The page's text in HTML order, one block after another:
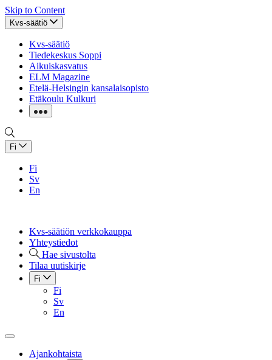
Skip to Content
Kvs-säätiö
Kvs-säätiö
Tiedekeskus Soppi
Aikuiskasvatus
ELM Magazine
Etelä-Helsingin kansalaisopisto
Etäkoulu Kulkuri
Fi
Fi
Sv
En
Kvs-säätiön verkkokauppa
Yhteystiedot
Hae sivustolta
Tilaa uutiskirje
Fi
Fi
Sv
En
Ajankohtaista